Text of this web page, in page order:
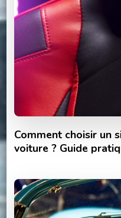
Comment choisir un
voiture ? Guide